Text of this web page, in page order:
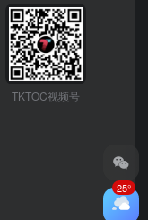
TKTOC视频号
25°